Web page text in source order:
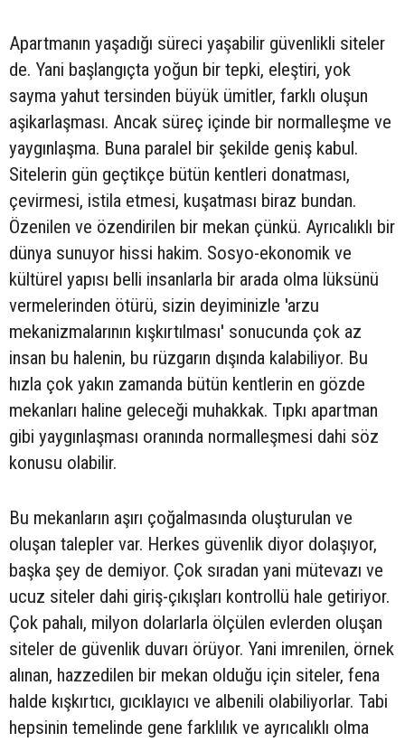
Apartmanın yaşadığı süreci yaşabilir güvenlikli siteler
de. Yani başlangıçta yoğun bir tepki, eleştiri, yok
sayma yahut tersinden büyük ümitler, farklı oluşun
aşikarlaşması. Ancak süreç içinde bir normalleşme ve
yaygınlaşma. Buna paralel bir şekilde geniş kabul.
Sitelerin gün geçtikçe bütün kentleri donatması,
çevirmesi, istila etmesi, kuşatması biraz bundan.
Özenilen ve özendirilen bir mekan çünkü. Ayrıcalıklı bir
dünya sunuyor hissi hakim. Sosyo-ekonomik ve
kültürel yapısı belli insanlarla bir arada olma lüksünü
vermelerinden ötürü, sizin deyiminizle 'arzu
mekanizmalarının kışkırtılması' sonucunda çok az
insan bu halenin, bu rüzgarın dışında kalabiliyor. Bu
hızla çok yakın zamanda bütün kentlerin en gözde
mekanları haline geleceği muhakkak. Tıpkı apartman
gibi yaygınlaşması oranında normalleşmesi dahi söz
konusu olabilir.
Bu mekanların aşırı çoğalmasında oluşturulan ve
oluşan talepler var. Herkes güvenlik diyor dolaşıyor,
başka şey de demiyor. Çok sıradan yani mütevazı ve
ucuz siteler dahi giriş-çıkışları kontrollü hale getiriyor.
Çok pahalı, milyon dolarlarla ölçülen evlerden oluşan
siteler de güvenlik duvarı örüyor. Yani imrenilen, örnek
alınan, hazzedilen bir mekan olduğu için siteler, fena
halde kışkırtıcı, gıcıklayıcı ve albenili olabiliyorlar. Tabi
hepsinin temelinde gene farklılık ve ayrıcalıklı olma